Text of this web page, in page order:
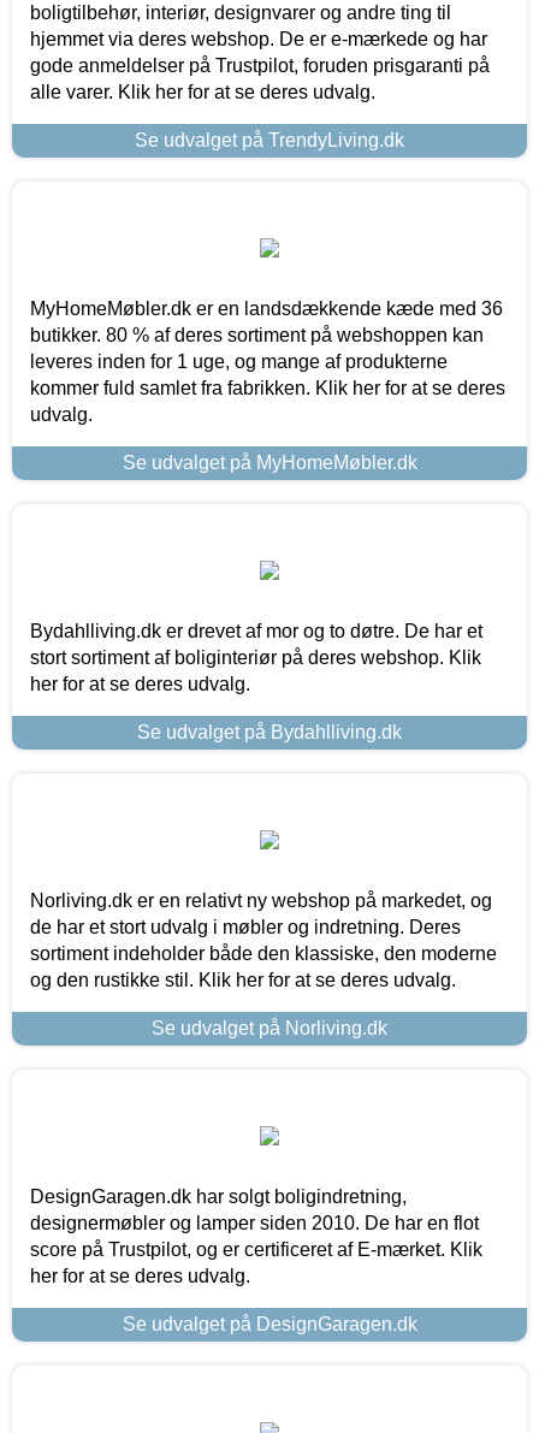
boligtilbehør, interiør, designvarer og andre ting til
hjemmet via deres webshop. De er e-mærkede og har
gode anmeldelser på Trustpilot, foruden prisgaranti på
alle varer. Klik her for at se deres udvalg.
Se udvalget på TrendyLiving.dk
MyHomeMøbler.dk er en landsdækkende kæde med 36
butikker. 80 % af deres sortiment på webshoppen kan
leveres inden for 1 uge, og mange af produkterne
kommer fuld samlet fra fabrikken. Klik her for at se deres
udvalg.
Se udvalget på MyHomeMøbler.dk
Bydahlliving.dk er drevet af mor og to døtre. De har et
stort sortiment af boliginteriør på deres webshop. Klik
her for at se deres udvalg.
Se udvalget på Bydahlliving.dk
Norliving.dk er en relativt ny webshop på markedet, og
de har et stort udvalg i møbler og indretning. Deres
sortiment indeholder både den klassiske, den moderne
og den rustikke stil. Klik her for at se deres udvalg.
Se udvalget på Norliving.dk
DesignGaragen.dk har solgt boligindretning,
designermøbler og lamper siden 2010. De har en flot
score på Trustpilot, og er certificeret af E-mærket. Klik
her for at se deres udvalg.
Se udvalget på DesignGaragen.dk